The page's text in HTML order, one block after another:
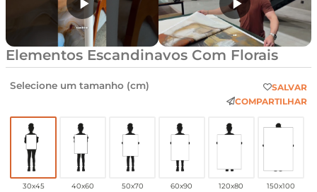
Elementos Escandinavos Com Florais
Selecione um tamanho (cm)
SALVAR
COMPARTILHAR
30x45 40x60 50x70 60x90 120x80 150x100